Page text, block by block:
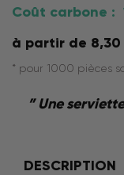
Coût carbone :
à partir de 8,30
* pour 1000 pièces
” Une
DESCRIPTION